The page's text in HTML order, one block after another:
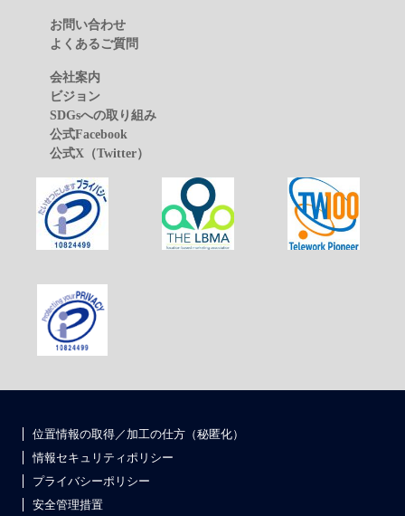
お問い合わせ
よくあるご質問
会社案内
ビジョン
SDGsへの取り組み
公式Facebook
公式X（Twitter）
位置情報の取得／加工の仕方（秘匿化）
情報セキュリティポリシー
プライバシーポリシー
安全管理措置